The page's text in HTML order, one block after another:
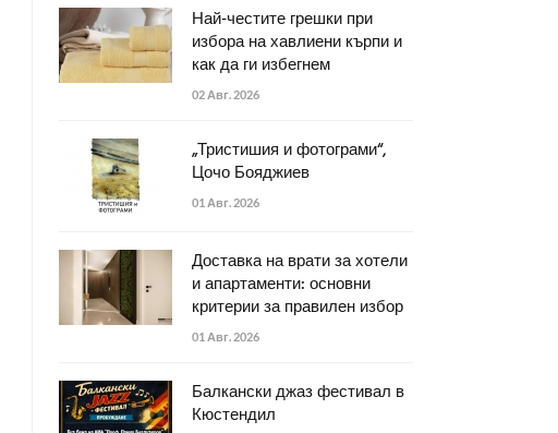
Най-честите грешки при
избора на хавлиени кърпи и
как да ги избегнем
02 Авг. 2026
„Тристишия и фотограми“,
Цочо Бояджиев
01 Авг. 2026
Доставка на врати за хотели
и апартаменти: основни
критерии за правилен избор
01 Авг. 2026
Балкански джаз фестивал в
Кюстендил